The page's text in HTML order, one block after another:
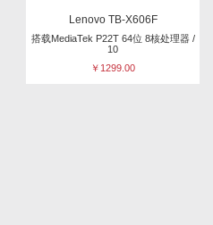
Lenovo TB-X606F
搭载MediaTek P22T 64位 8核处理器 /
10
￥1299.00